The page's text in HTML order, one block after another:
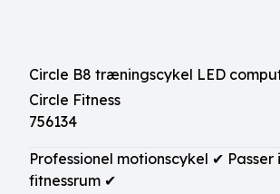
Circle B8 træningscykel LED
Circle Fitness
756134
Professionel motionscykel ✔ Passer
fitnessrum ✔